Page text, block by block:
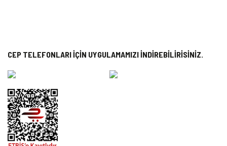
CEP TELEFONLARI İÇİN UYGULAMAMIZI İNDİREBİLİRİSİNİZ.